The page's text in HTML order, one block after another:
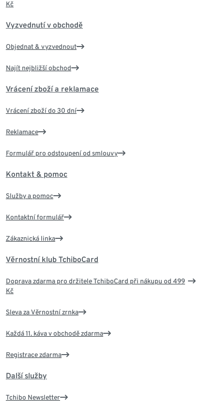
Kč
Vyzvednutí v obchodě
Objednat & vyzvednout
Najít nejbližší obchod
Vrácení zboží a reklamace
Vrácení zboží do 30 dní
Reklamace
Formulář pro odstoupení od smlouvy
Kontakt & pomoc
Služby a pomoc
Kontaktní formulář
Zákaznická linka
Věrnostní klub TchiboCard
Doprava zdarma pro držitele TchiboCard při nákupu od 499
Kč
Sleva za Věrnostní zrnka
Každá 11. káva v obchodě zdarma
Registrace zdarma
Další služby
Tchibo Newsletter